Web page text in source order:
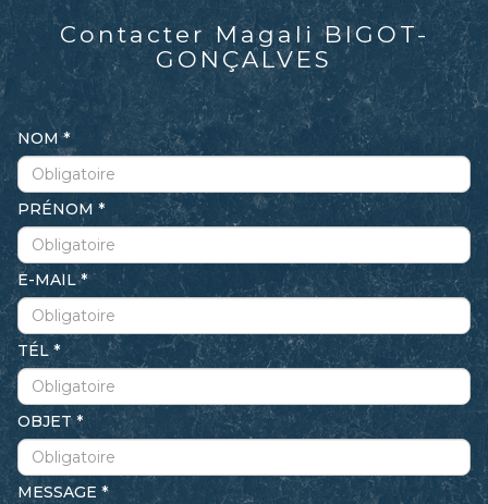
ContacterMagali BIGOT-
GONÇALVES
NOM
PRÉNOM
E-MAIL
TÉL
OBJET
MESSAGE